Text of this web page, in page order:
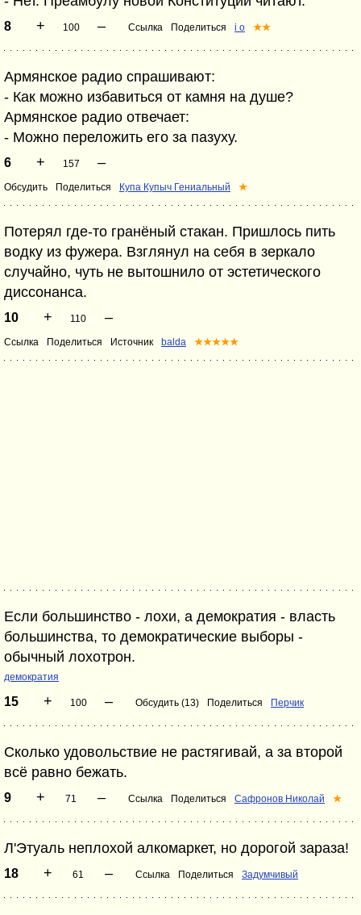
8 + 100 – Ссылка Поделиться i o ★★
Армянское радио спрашивают:
- Как можно избавиться от камня на душе?
Армянское радио отвечает:
- Можно переложить его за пазуху.
6 + 157 –
Обсудить Поделиться Купа Купыч Гениальный ★
Потерял где-то гранёный стакан. Пришлось пить
водку из фужера. Взглянул на себя в зеркало
случайно, чуть не вытошнило от эстетического
диссонанса.
10 + 110 –
Ссылка Поделиться Источник balda ★★★★★
Если большинство - лохи, а демократия - власть
большинства, то демократические выборы -
обычный лохотрон.
демократия
15 + 100 – Обсудить (13) Поделиться Перчик
Сколько удовольствие не растягивай, а за второй
всё равно бежать.
9 + 71 – Ссылка Поделиться Сафронов Николай ★
Л'Этуаль неплохой алкомаркет, но дорогой зараза!
18 + 61 – Ссылка Поделиться Задумчивый